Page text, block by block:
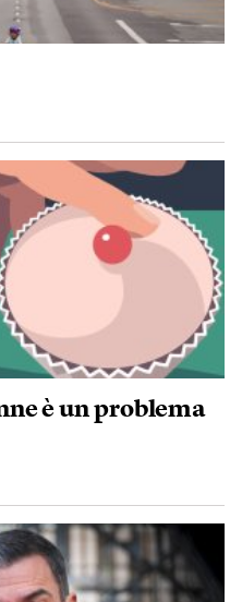
è un problema